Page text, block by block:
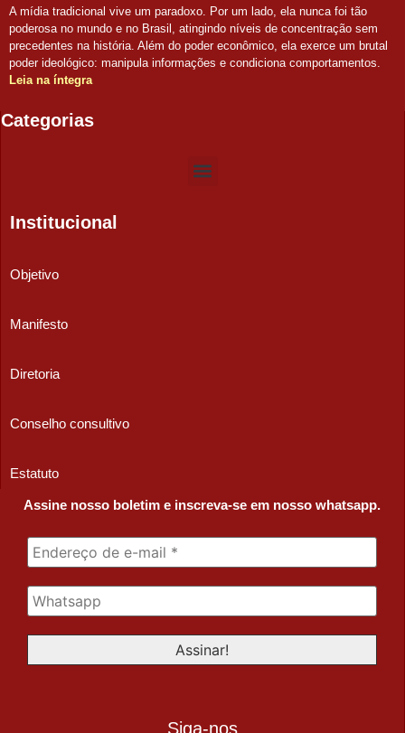
A mídia tradicional vive um paradoxo. Por um lado, ela nunca foi tão
poderosa no mundo e no Brasil, atingindo níveis de concentração sem
precedentes na história. Além do poder econômico, ela exerce um brutal
poder ideológico: manipula informações e condiciona comportamentos.
Leia na íntegra
Categorias
Institucional
Objetivo
Manifesto
Diretoria
Conselho consultivo
Estatuto
Assine nosso boletim e inscreva-se em nosso whatsapp.
Siga-nos